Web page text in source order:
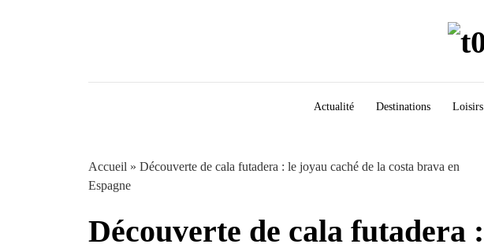
Actualité Destinations Loisirs
Accueil » Découverte de cala futadera : le joyau caché de la costa brava en
Espagne
Découverte de cala futadera :